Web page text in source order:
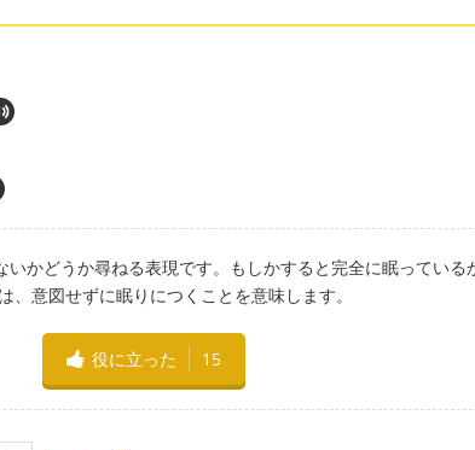
かどうか尋ねる表現です。もしかすると完全に眠っている
意図せずに眠りにつくことを意味します。
役に立った 15